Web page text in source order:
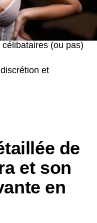
(ou pas)
et
de
et son
en